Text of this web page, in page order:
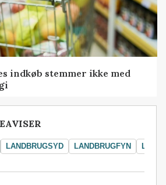
indkøb stemmer ikke med
LANDBRUGSYD LANDBRUGFYN